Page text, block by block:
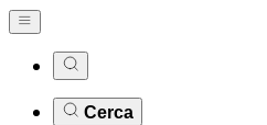
Cerca